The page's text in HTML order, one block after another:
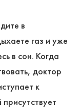
в
газ и уже
в сон. Когда
доктор
к